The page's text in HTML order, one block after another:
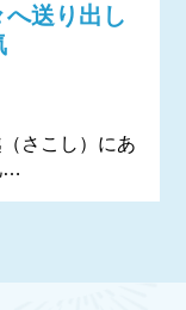
へ送り出し
さこし）にあ
…